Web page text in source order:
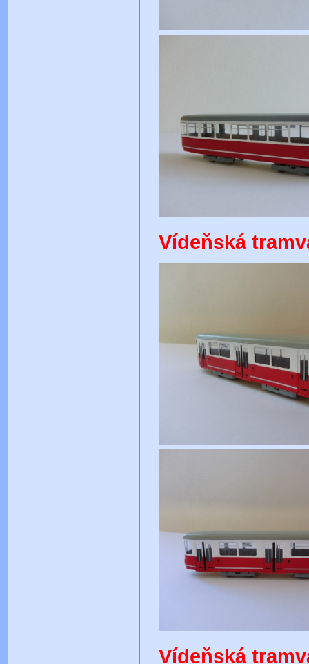
Vídeňská
Vídeňská